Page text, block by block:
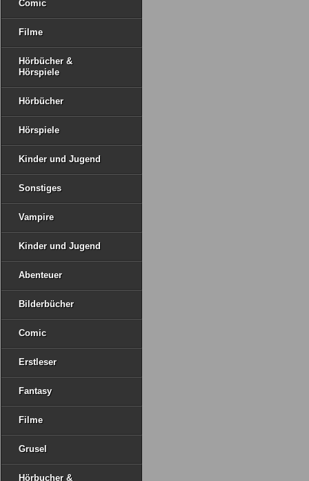
Comic
Filme
Hörbücher &
Hörspiele
Hörbücher
Hörspiele
Kinder und Jugend
Sonstiges
Vampire
Kinder und Jugend
Abenteuer
Bilderbücher
Comic
Erstleser
Fantasy
Filme
Grusel
Hörbucher &